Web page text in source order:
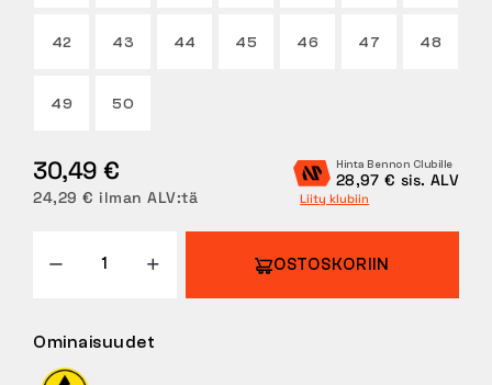
PALAUTUKSET
42 43 44 45 46 47 48
49 50
30,49 €
24,29 € ilman ALV:tä
Hinta Bennon Clubille
28,97 € sis. ALV
Liity klubiin
OSTOSKORIIN
Ominaisuudet